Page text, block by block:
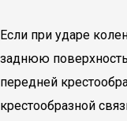
Если при ударе
заднюю
передней
крестообразной